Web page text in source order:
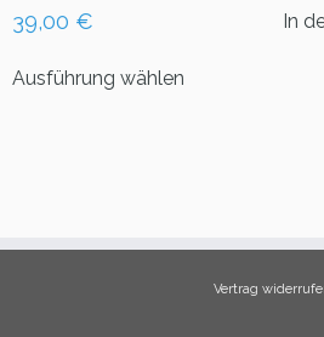
39,00 €
Ausführung wählen
Optionen
In
Vertrag